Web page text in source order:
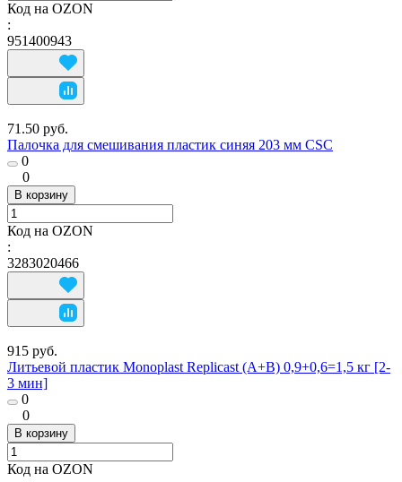
Код на OZON
:
951400943
71.50 руб.
Палочка для смешивания пластик синяя 203 мм CSC
0
0
В корзину
Код на OZON
:
3283020466
915 руб.
Литьевой пластик Monoplast Replicast (А+В) 0,9+0,6=1,5 кг [2-
3 мин]
0
0
В корзину
Код на OZON